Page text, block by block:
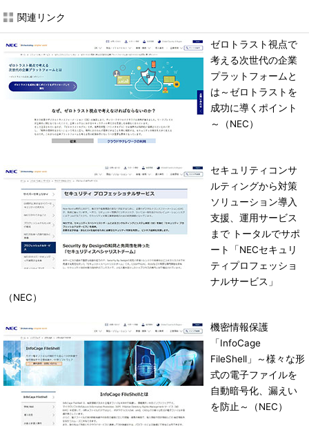
関連リンク
ゼロトラスト視点で
考える次世代の企業
プラットフォームと
は～ゼロトラストを
成功に導くポイント
～（NEC）
セキュリティコンサ
ルティングから対策
ソリューション導入
支援、運用サービス
まで トータルでサポ
ート「NECセキュリ
ティプロフェッショ
ナルサービス」
（NEC）
機密情報保護
「InfoCage
FileShell」～様々な形
式の電子ファイルを
自動暗号化、漏えい
を防止～（NEC）